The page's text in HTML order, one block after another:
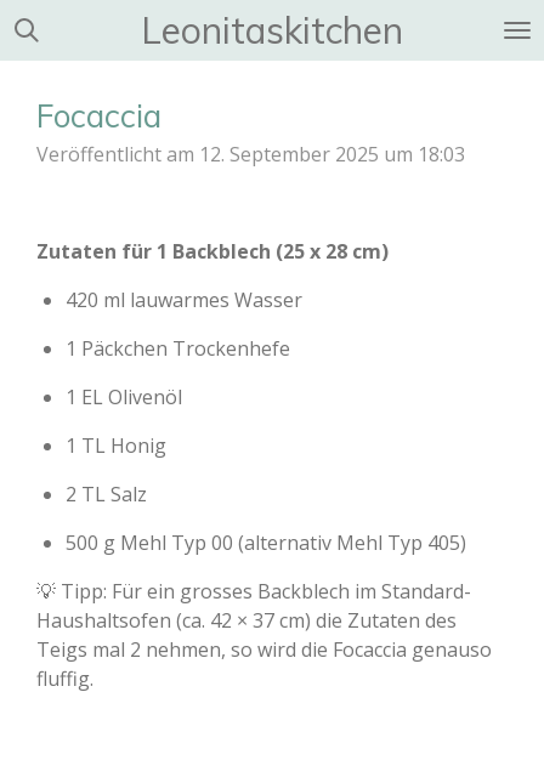
Zum
Leonitaskitchen
Focaccia
Veröffentlicht am 12. September 2025 um 18:03
Zutaten für 1 Backblech (25 x 28 cm)
420 ml lauwarmes Wasser
1 Päckchen Trockenhefe
1 EL Olivenöl
1 TL Honig
2 TL Salz
500 g Mehl Typ 00 (alternativ Mehl Typ 405)
💡 Tipp: Für ein grosses Backblech im Standard-
Haushaltsofen (ca. 42 × 37 cm) die Zutaten des
Teigs mal 2 nehmen, so wird die Focaccia genauso
fluffig.